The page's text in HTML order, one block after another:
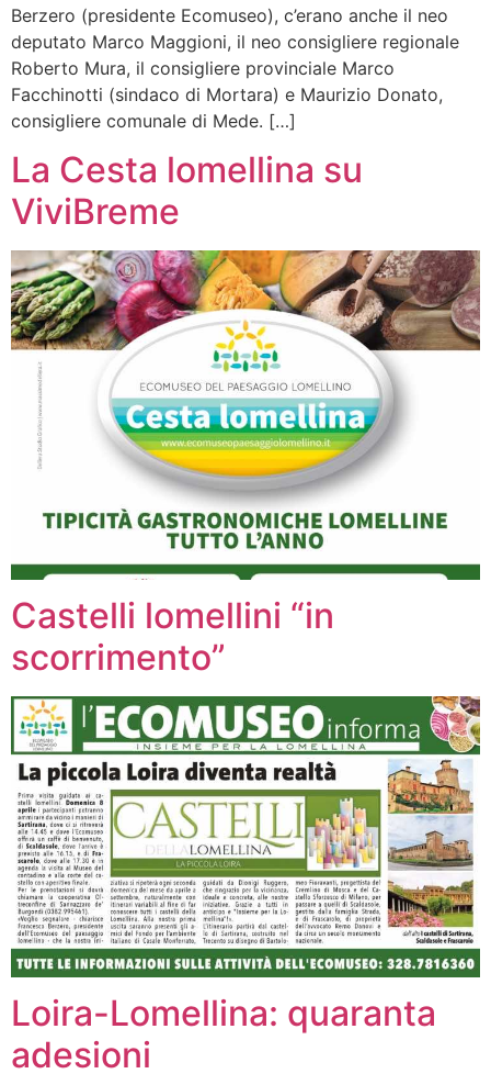
Berzero (presidente Ecomuseo), c’erano anche il neo
deputato Marco Maggioni, il neo consigliere regionale
Roberto Mura, il consigliere provinciale Marco
Facchinotti (sindaco di Mortara) e Maurizio Donato,
consigliere comunale di Mede. […]
La Cesta lomellina su
ViviBreme
Castelli lomellini “in
scorrimento”
Loira-Lomellina: quaranta
adesioni